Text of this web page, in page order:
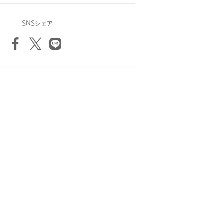
SNSシェア